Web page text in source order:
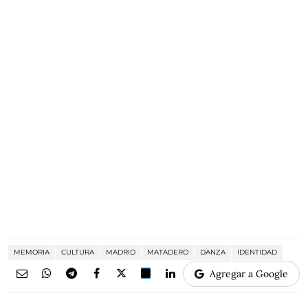
MEMORIA CULTURA MADRID MATADERO DANZA IDENTIDAD
Agregar a Google